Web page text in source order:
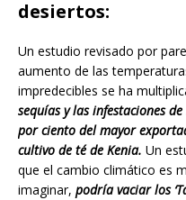
desiertos:
Un estudio revisado por
aumento de las
impredecibles se ha
sequías y las infestaciones
por ciento del mayor
cultivo de té de Kenia. Un
que el cambio climático es
imaginar, podría vaciar los